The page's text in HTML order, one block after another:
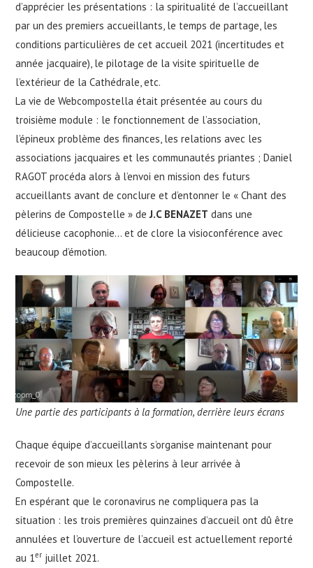
d’apprécier les présentations : la spiritualité de l’accueillant
par un des premiers accueillants, le temps de partage, les
conditions particulières de cet accueil 2021 (incertitudes et
année jacquaire), le pilotage de la visite spirituelle de
l’extérieur de la Cathédrale, etc.
La vie de Webcompostella était présentée au cours du
troisième module : le fonctionnement de l’association,
l’épineux problème des finances, les relations avec les
associations jacquaires et les communautés priantes ; Daniel
RAGOT procéda alors à l’envoi en mission des futurs
accueillants avant de conclure et d’entonner le « Chant des
pèlerins de Compostelle » deJ.C BENAZET dans une
délicieuse cacophonie… et de clore la visioconférence avec
beaucoup d’émotion.
Une partie des participants à la formation, derrière leurs écrans
Chaque équipe d’accueillants s’organise maintenant pour
recevoir de son mieux les pèlerins à leur arrivée à
Compostelle.
En espérant que le coronavirus ne compliquera pas la
situation : les trois premières quinzaines d’accueil ont dû être
annulées et l’ouverture de l’accueil est actuellement reporté
au 1er juillet 2021.